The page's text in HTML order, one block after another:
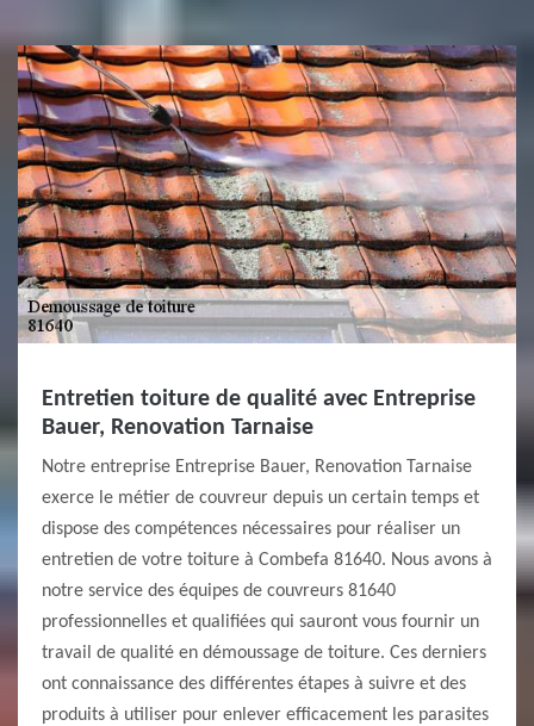
Entretien toiture de qualité avec Entreprise
Bauer, Renovation Tarnaise
Notre entreprise Entreprise Bauer, Renovation Tarnaise
exerce le métier de couvreur depuis un certain temps et
dispose des compétences nécessaires pour réaliser un
entretien de votre toiture à Combefa 81640. Nous avons à
notre service des équipes de couvreurs 81640
professionnelles et qualifiées qui sauront vous fournir un
travail de qualité en démoussage de toiture. Ces derniers
ont connaissance des différentes étapes à suivre et des
produits à utiliser pour enlever efficacement les parasites